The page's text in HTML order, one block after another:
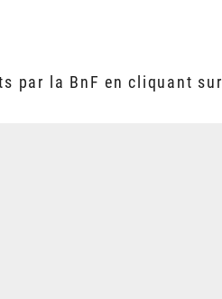
par la BnF en cliquant sur